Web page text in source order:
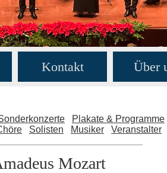
Kontakt Über
Plakate & Programme
Solisten Musiker Veranstalter
Mozart